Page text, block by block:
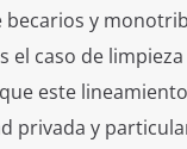
y
el caso de
este
privada y